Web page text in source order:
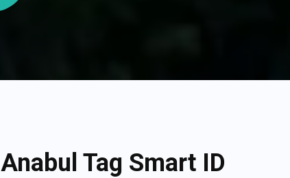
Anabul Tag Smart ID